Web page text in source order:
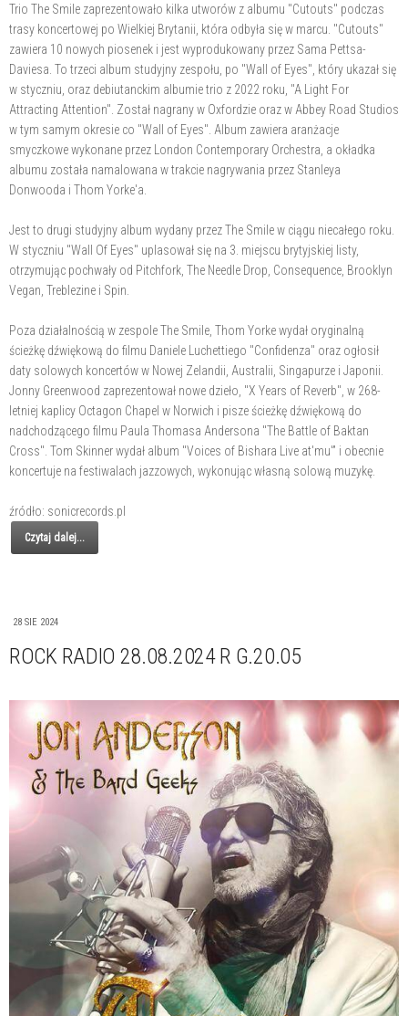
Trio The Smile zaprezentowało kilka utworów z albumu "Cutouts" podczas
trasy koncertowej po Wielkiej Brytanii, która odbyła się w marcu. "Cutouts"
zawiera 10 nowych piosenek i jest wyprodukowany przez Sama Pettsa-
Daviesa. To trzeci album studyjny zespołu, po "Wall of Eyes", który ukazał się
w styczniu, oraz debiutanckim albumie trio z 2022 roku, "A Light For
Attracting Attention". Został nagrany w Oxfordzie oraz w Abbey Road Studios
w tym samym okresie co "Wall of Eyes". Album zawiera aranżacje
smyczkowe wykonane przez London Contemporary Orchestra, a okładka
albumu została namalowana w trakcie nagrywania przez Stanleya
Donwooda i Thom Yorke'a.
Jest to drugi studyjny album wydany przez The Smile w ciągu niecałego roku.
W styczniu "Wall Of Eyes" uplasował się na 3. miejscu brytyjskiej listy,
otrzymując pochwały od Pitchfork, The Needle Drop, Consequence, Brooklyn
Vegan, Treblezine i Spin.
Poza działalnością w zespole The Smile, Thom Yorke wydał oryginalną
ścieżkę dźwiękową do filmu Daniele Luchettiego "Confidenza" oraz ogłosił
daty solowych koncertów w Nowej Zelandii, Australii, Singapurze i Japonii.
Jonny Greenwood zaprezentował nowe dzieło, "X Years of Reverb", w 268-
letniej kaplicy Octagon Chapel w Norwich i pisze ścieżkę dźwiękową do
nadchodzącego filmu Paula Thomasa Andersona "The Battle of Baktan
Cross". Tom Skinner wydał album "Voices of Bishara Live at'mu'” i obecnie
koncertuje na festiwalach jazzowych, wykonując własną solową muzykę.
źródło: sonicrecords.pl
Czytaj dalej...
28 SIE 2024
ROCK RADIO 28.08.2024 R G.20.05